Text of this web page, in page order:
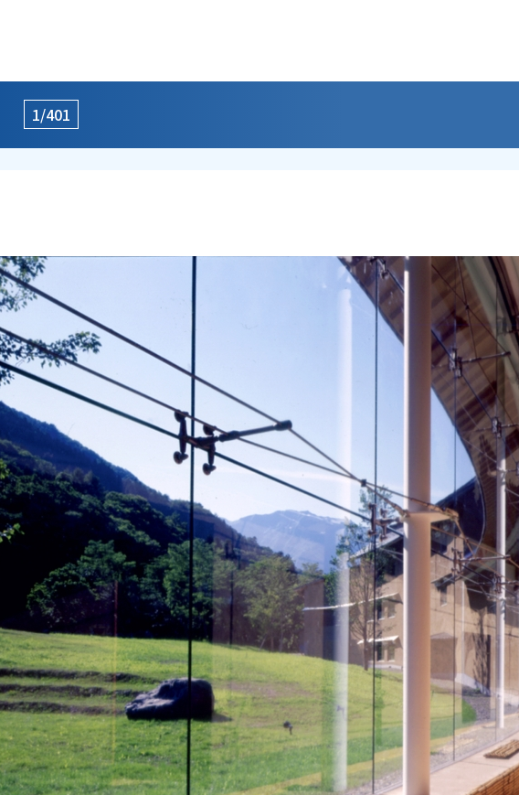
1/401